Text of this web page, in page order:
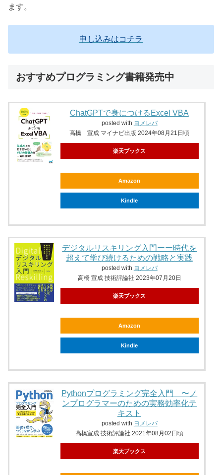
ます。
申し込みはコチラ
おすすめプログラミング書籍発売中
ChatGPTで身につけるExcel VBA
posted with ヨメレバ
高橋 宣成 マイナビ出版 2024年08月21日頃
楽天ブックス
Amazon
Kindle
デジタルリスキリング入門ーー時代を
超えて学び続けるための戦略と実践
posted with ヨメレバ
高橋 宣成 技術評論社 2023年07月20日
楽天ブックス
Amazon
Kindle
Pythonプログラミング完全入門 〜ノ
ンプログラマーのための実務効率化テ
キスト
posted with ヨメレバ
高橋宣成 技術評論社 2021年08月02日頃
楽天ブックス